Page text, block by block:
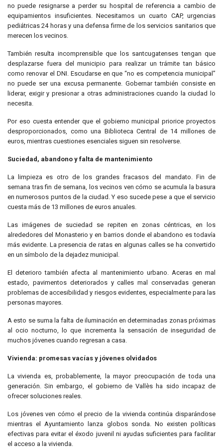
no puede resignarse a perder su hospital de referencia a cambio de
equipamientos insuficientes. Necesitamos un cuarto CAP, urgencias
pediátricas 24 horas y una defensa firme de los servicios sanitarios que
merecen los vecinos.
También resulta incomprensible que los santcugatenses tengan que
desplazarse fuera del municipio para realizar un trámite tan básico
como renovar el DNI. Escudarse en que “no es competencia municipal”
no puede ser una excusa permanente. Gobernar también consiste en
liderar, exigir y presionar a otras administraciones cuando la ciudad lo
necesita.
Por eso cuesta entender que el gobierno municipal priorice proyectos
desproporcionados, como una Biblioteca Central de 14 millones de
euros, mientras cuestiones esenciales siguen sin resolverse.
Suciedad, abandono y falta de mantenimiento
La limpieza es otro de los grandes fracasos del mandato. Fin de
semana tras fin de semana, los vecinos ven cómo se acumula la basura
en numerosos puntos de la ciudad. Y eso sucede pese a que el servicio
cuesta más de 13 millones de euros anuales.
Las imágenes de suciedad se repiten en zonas céntricas, en los
alrededores del Monasterio y en barrios donde el abandono es todavía
más evidente. La presencia de ratas en algunas calles se ha convertido
en un símbolo de la dejadez municipal.
El deterioro también afecta al mantenimiento urbano. Aceras en mal
estado, pavimentos deteriorados y calles mal conservadas generan
problemas de accesibilidad y riesgos evidentes, especialmente para las
personas mayores.
A esto se suma la falta de iluminación en determinadas zonas próximas
al ocio nocturno, lo que incrementa la sensación de inseguridad de
muchos jóvenes cuando regresan a casa.
Vivienda: promesas vacías y jóvenes olvidados
La vivienda es, probablemente, la mayor preocupación de toda una
generación. Sin embargo, el gobierno de Vallès ha sido incapaz de
ofrecer soluciones reales.
Los jóvenes ven cómo el precio de la vivienda continúa disparándose
mientras el Ayuntamiento lanza globos sonda. No existen políticas
efectivas para evitar el éxodo juvenil ni ayudas suficientes para facilitar
el acceso a la vivienda.